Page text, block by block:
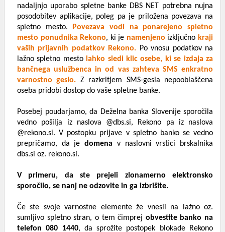
nadaljnjo uporabo spletne banke DBS NET potrebna nujna
posodobitev aplikacije, poleg pa je priložena povezava na
spletno mesto.
Povezava vodi na ponarejeno spletno
mesto ponudnika Rekono, ki je namenjeno izključno kraji
vaših prijavnih podatkov Rekono. Po vnosu podatkov na
lažno spletno mesto lahko sledi klic osebe, ki se izdaja za
bančnega uslužbenca in od vas zahteva SMS enkratno
varnostno geslo. Z razkritjem SMS-gesla nepooblaščena
oseba pridobi dostop do vaše spletne banke.
Posebej poudarjamo, da Deželna banka Slovenije sporočila
vedno pošilja iz naslova @dbs.si, Rekono pa iz naslova
@rekono.si. V postopku prijave v spletno banko se vedno
prepričamo, da jedomena v naslovni vrstici brskalnika
dbs.si oz. rekono.si.
V primeru, da ste prejeli zlonamerno elektronsko
sporočilo, se nanj ne odzovite in ga izbrišite.
Če ste svoje varnostne elemente že vnesli na lažno oz.
sumljivo spletno stran, o tem čimprej obvestite banko na
telefon 080 1440, da sprožite postopek blokade Rekono